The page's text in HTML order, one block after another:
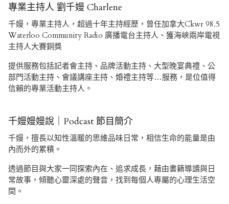
專業主持人 劉千嫚 Charlene
千嫚，專業主持人，超過十年主持經歷，曾任加拿大Ckwr 98.5
Waterloo Community Radio 廣播電台主持人、獲海峽兩岸電視
主持人大賽銅獎
提供服務包括記者會主持、品牌活動主持、大型晚宴典禮、公
部門活動主持、會議講座主持、婚禮主持等…服務，是位值得
信賴的專業活動主持人。
千嫚嫚嫚說｜Podcast 節目簡介
千嫚，擅長以知性溫暖的思維品味日常，相信生命的能量是由
內而外的累積。
透過節目與大家一同探索內在、追求成長，藉由書籍導讀與日
常故事，傾聽心靈深處的聲音，找到每個人專屬的心理生活空
間。